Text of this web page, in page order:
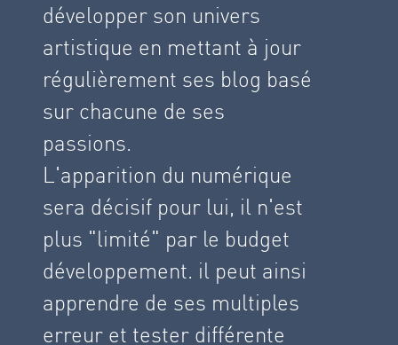
développer son univers
artistique en mettant à jour
régulièrement ses blog basé
sur chacune de ses
passions.
L'apparition du numérique
sera décisif pour lui, il n'est
plus "limité" par le budget
développement. il peut ainsi
apprendre de ses multiples
erreur et tester différente